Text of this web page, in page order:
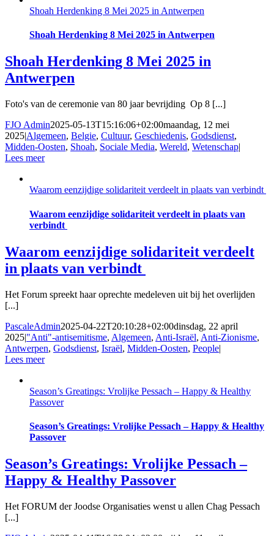
Shoah Herdenking 8 Mei 2025 in Antwerpen
Shoah Herdenking 8 Mei 2025 in Antwerpen
Shoah Herdenking 8 Mei 2025 in
Antwerpen
Foto's van de ceremonie van 80 jaar bevrijding Op 8 [...]
FJO Admin2025-05-13T15:16:06+02:00maandag, 12 mei
2025|Algemeen, Belgie, Cultuur, Geschiedenis, Godsdienst,
Midden-Oosten, Shoah, Sociale Media, Wereld, Wetenschap|
Lees meer
Waarom eenzijdige solidariteit verdeelt in plaats van verbindt
Waarom eenzijdige solidariteit verdeelt in plaats van
verbindt
Waarom eenzijdige solidariteit verdeelt
in plaats van verbindt
Het Forum spreekt haar oprechte medeleven uit bij het overlijden
[...]
PascaleAdmin2025-04-22T20:10:28+02:00dinsdag, 22 april
2025|"Anti"-antisemitisme, Algemeen, Anti-Israël, Anti-Zionisme,
Antwerpen, Godsdienst, Israël, Midden-Oosten, People|
Lees meer
Season’s Greatings: Vrolijke Pessach – Happy & Healthy
Passover
Season’s Greatings: Vrolijke Pessach – Happy & Healthy
Passover
Season’s Greatings: Vrolijke Pessach –
Happy & Healthy Passover
Het FORUM der Joodse Organisaties wenst u allen Chag Pessach
[...]